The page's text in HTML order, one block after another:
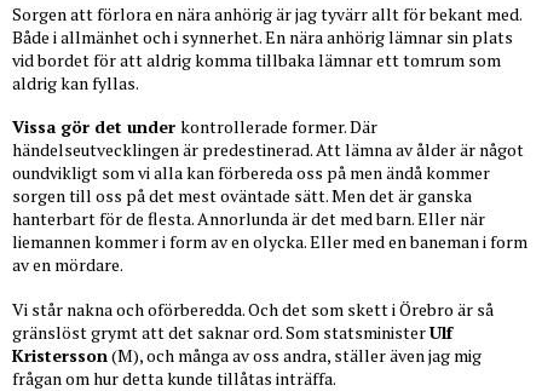
Sorgen att förlora en nära anhörig är jag tyvärr allt för bekant med.
Både i allmänhet och i synnerhet. En nära anhörig lämnar sin plats
vid bordet för att aldrig komma tillbaka lämnar ett tomrum som
aldrig kan fyllas.
Vissa gör det under kontrollerade former. Där
händelseutvecklingen är predestinerad. Att lämna av ålder är något
oundvikligt som vi alla kan förbereda oss på men ändå kommer
sorgen till oss på det mest oväntade sätt. Men det är ganska
hanterbart för de flesta. Annorlunda är det med barn. Eller när
liemannen kommer i form av en olycka. Eller med en baneman i form
av en mördare.
Vi står nakna och oförberedda. Och det som skett i Örebro är så
gränslöst grymt att det saknar ord. Som statsministerUlf
Kristersson (M), och många av oss andra, ställer även jag mig
frågan om hur detta kunde tillåtas inträffa.